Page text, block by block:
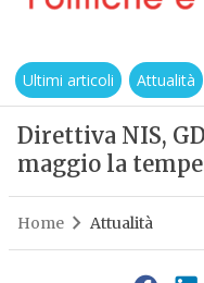
Ultimi articoli Attualità
Direttiva NIS,
maggio la
Home Attualità